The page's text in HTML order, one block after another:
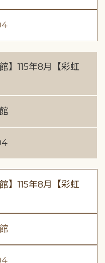
】115年8月【彩虹
】115年8月【彩虹